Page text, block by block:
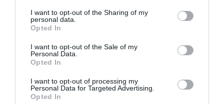
not limited to your visit or usage behaviour. You may click to
grant or deny consent to Google and its third-party tags to
use your data for below specified purposes in below Google
consent section.
I want to opt-out of the Sharing of my
personal data.
Opted In
I want to opt-out of the Sale of my
Personal Data.
Opted In
I want to opt-out of processing my
Personal Data for Targeted Advertising.
Opted In
υπαλλήλους, κόβοντας από τα επιδόματά τους,
τους πρώτους μήνες του 2014. Ξεσήκωσε τόσο
μεγάλες αντιδράσεις που η κυβέρνηση
αναγκάστηκε να το πάρει πίσω το μέτρο. Δείτε
και το σχετικό video των εργαζομένων που
ξεσηκώθηκαν.